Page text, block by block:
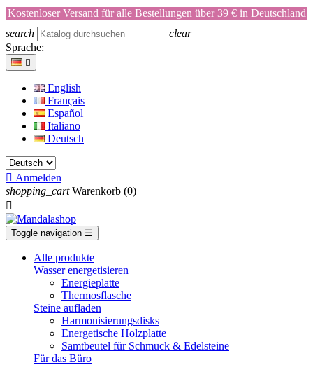
Kostenloser Versand für alle Bestellungen über 39 € in Deutschland
search
clear
Sprache:

English
Français
Español
Italiano
Deutsch
 Anmelden
shopping_cart Warenkorb (0)

Toggle navigation ☰
Alle produkte
Wasser energetisieren
Energieplatte​
Thermosflasche
Steine aufladen
Harmonisierungsdisks
Energetische Holzplatte
Samtbeutel für Schmuck & Edelsteine
Für das Büro